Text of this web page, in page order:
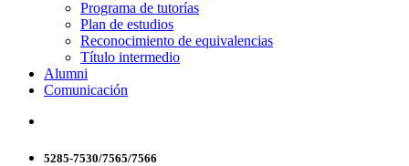
Programa de tutorías
Plan de estudios
Reconocimiento de equivalencias
Título intermedio
Alumni
Comunicación
5285-7530/7565/7566